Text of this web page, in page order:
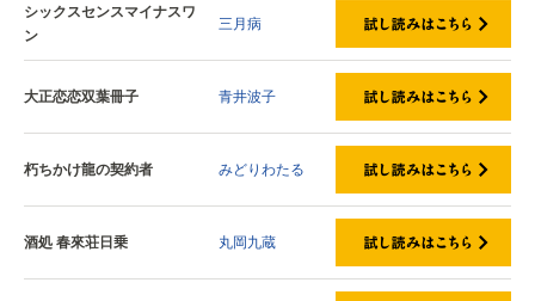
シックスセンスマイナスワ
ン
三月病
大正恋恋双葉冊子 青井波子
朽ちかけ龍の契約者 みどりわたる
酒処 春來荘日乗 丸岡九蔵